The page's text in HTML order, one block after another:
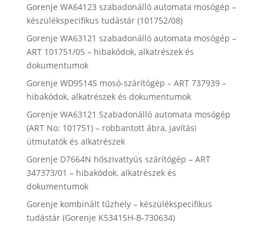
Gorenje WA64123 szabadonálló automata mosógép –
készülékspecifikus tudástár (101752/08)
Gorenje WA63121 szabadonálló automata mosógép –
ART 101751/05 – hibakódok, alkatrészek és
dokumentumok
Gorenje WD9514S mosó-szárítógép – ART 737939 –
hibakódok, alkatrészek és dokumentumok
Gorenje WA63121 Szabadonálló automata mosógép
(ART No: 101751) – robbantott ábra, javítási
útmutatók és alkatrészek
Gorenje D7664N hőszivattyús szárítógép – ART
347373/01 – hibakódok, alkatrészek és
dokumentumok
Gorenje kombinált tűzhely – készülékspecifikus
tudástár (Gorenje K5341SH-B-730634)